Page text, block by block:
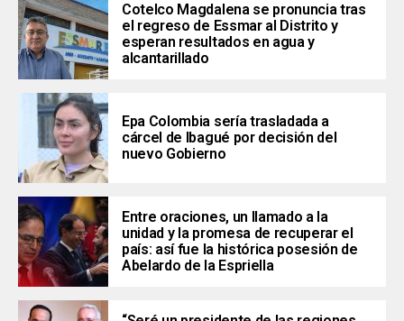
Cotelco Magdalena se pronuncia tras
el regreso de Essmar al Distrito y
esperan resultados en agua y
alcantarillado
Epa Colombia sería trasladada a
cárcel de Ibagué por decisión del
nuevo Gobierno
Entre oraciones, un llamado a la
unidad y la promesa de recuperar el
país: así fue la histórica posesión de
Abelardo de la Espriella